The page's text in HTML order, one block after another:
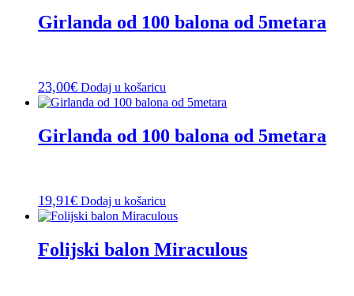
Girlanda od 100 balona od 5metara
23,00€ Dodaj u košaricu
Girlanda od 100 balona od 5metara
19,91€ Dodaj u košaricu
Folijski balon Miraculous